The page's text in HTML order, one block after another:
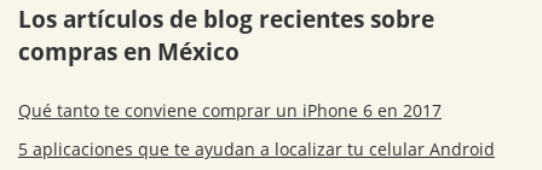
Los artículos de blog recientes sobre
compras en México
Qué tanto te conviene comprar un iPhone 6 en 2017
5 aplicaciones que te ayudan a localizar tu celular Android